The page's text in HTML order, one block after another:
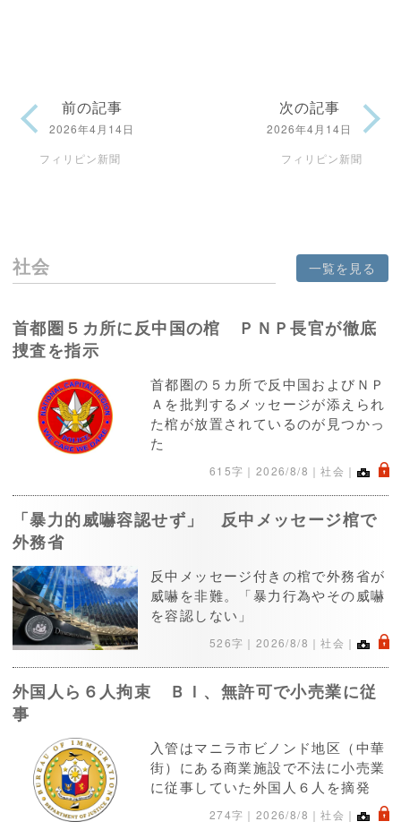
前の記事
2026年4月14日
フィリピン新聞
次の記事
2026年4月14日
フィリピン新聞
社会 一覧を見る
首都圏５カ所に反中国の棺 ＰＮＰ長官が徹底
捜査を指示
首都圏の５カ所で反中国およびＮＰ
Ａを批判するメッセージが添えられ
た棺が放置されているのが見つかっ
た
615字｜ 2026/8/8 ｜社会｜ .
「暴力的威嚇容認せず」 反中メッセージ棺で
外務省
反中メッセージ付きの棺で外務省が
威嚇を非難。「暴力行為やその威嚇
を容認しない」
526字｜ 2026/8/8 ｜社会｜ .
外国人ら６人拘束 ＢＩ、無許可で小売業に従
事
入管はマニラ市ビノンド地区（中華
街）にある商業施設で不法に小売業
に従事していた外国人６人を摘発
274字｜ 2026/8/8 ｜社会｜ .